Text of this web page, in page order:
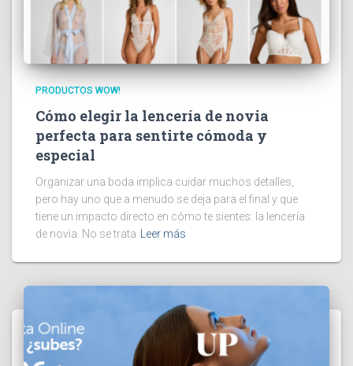
PRODUCTOS WOW!
Cómo elegir la lencería de novia
perfecta para sentirte cómoda y
especial
Organizar una boda implica cuidar muchos detalles,
pero hay uno que a menudo se deja para el final y que
tiene un impacto directo en cómo te sientes: la lencería
de novia. No se trata Leer más